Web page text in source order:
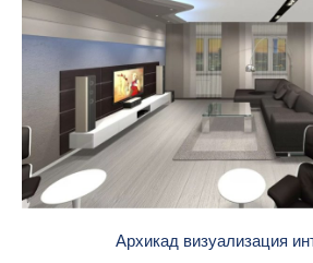
Архикад визуализация